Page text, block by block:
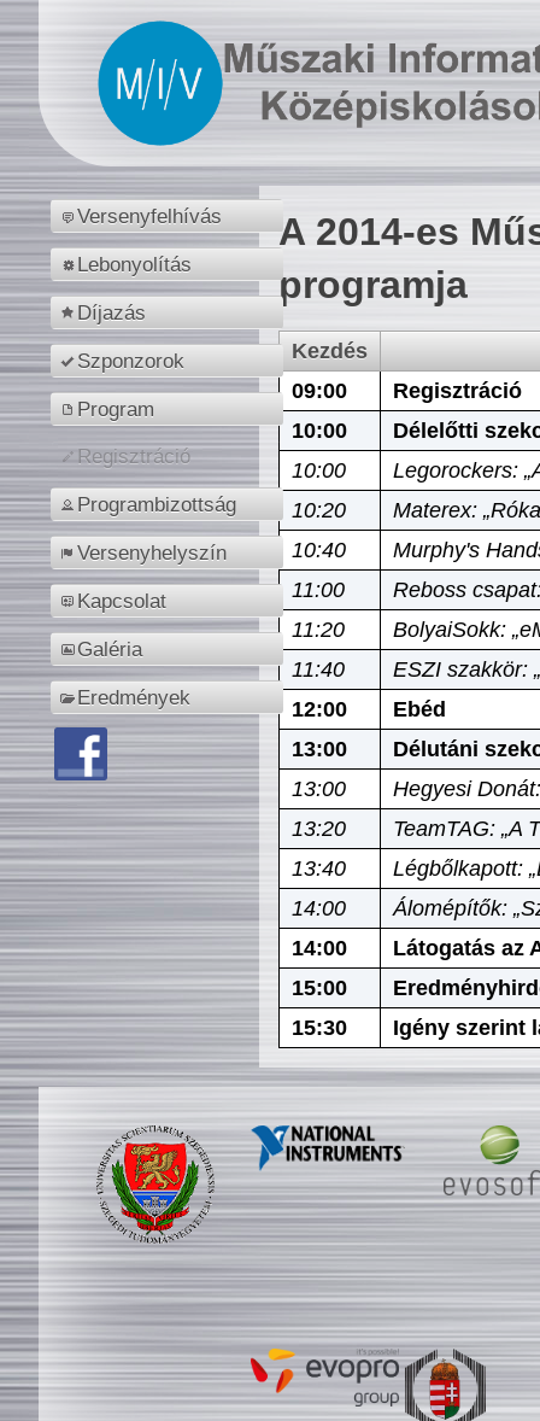
Versenyfelhívás
Lebonyolítás
Díjazás
Szponzorok
Program
Regisztráció
Programbizottság
Versenyhelyszín
Kapcsolat
Galéria
Eredmények
A 2014-es
programja
Kezdés
09:00
Regisztráció
10:00
Délelőtti
10:00
Legorockers:
10:20
Materex:
10:40
Murphy's
11:00
Reboss
11:20
BolyaiSokk:
11:40
ESZI szakkör:
12:00
Ebéd
13:00
Délutáni
13:00
Hegyesi
13:20
TeamTAG: „A
13:40
Légbőlkapott:
14:00
Álomépítők:
14:00
Látogatás az
15:00
15:30
Igény szerint